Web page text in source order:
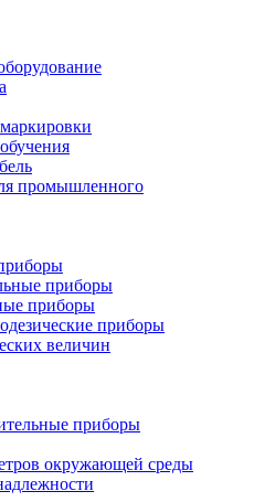
промышленного
приборы
приборы
приборы
величин
приборы
окружающей среды